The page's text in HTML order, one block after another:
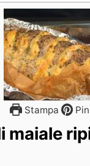
Stampa Pin
maiale